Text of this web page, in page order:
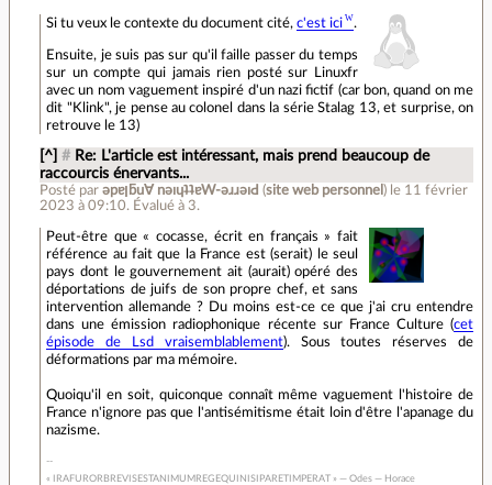
Si tu veux le contexte du document cité,c'est ici .
Ensuite, je suis pas sur qu'il faille passer du temps
sur un compte qui jamais rien posté sur Linuxfr
avec un nom vaguement inspiré d'un nazi fictif (car bon, quand on me
dit "Klink", je pense au colonel dans la série Stalag 13, et surprise, on
retrouve le 13)
[^] # Re: L'article est intéressant, mais prend beaucoup de
raccourcis énervants...
Posté par ǝpɐןƃu∀ nǝıɥʇʇɐW-ǝɹɹǝıԀ (site web personnel ) le 11 février
2023 à 09:10. Évalué à 3.
Peut-être que « cocasse, écrit en français » fait
référence au fait que la France est (serait) le seul
pays dont le gouvernement ait (aurait) opéré des
déportations de juifs de son propre chef, et sans
intervention allemande ? Du moins est-ce ce que j'ai cru entendre
dans une émission radiophonique récente sur France Culture (cet
épisode de Lsd vraisemblablement). Sous toutes réserves de
déformations par ma mémoire.
Quoiqu'il en soit, quiconque connaît même vaguement l'histoire de
France n'ignore pas que l'antisémitisme était loin d'être l'apanage du
nazisme.
« IRAFURORBREVISESTANIMUMREGEQUINISIPARETIMPERAT » — Odes — Horace